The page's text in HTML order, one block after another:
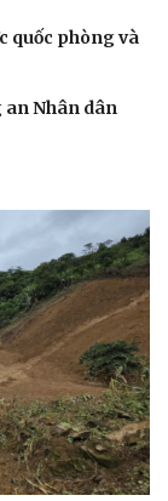
đình
quốc phòng và
an Nhân dân